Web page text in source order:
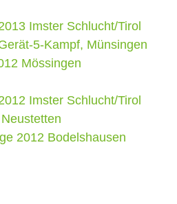
Imster Schlucht/Tirol
5-Kampf, Münsingen
Mössingen
Imster Schlucht/Tirol
2012 Bodelshausen